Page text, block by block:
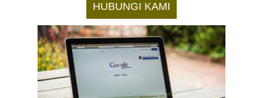
HUBUNGI KAMI